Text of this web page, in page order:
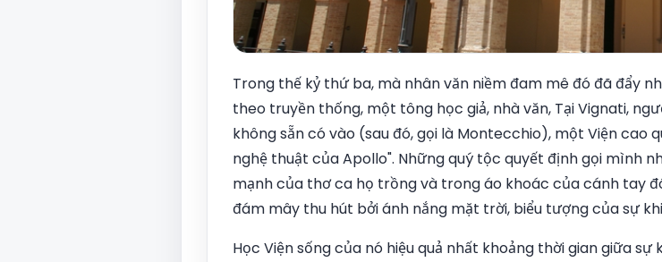
Trong thế kỷ thứ ba, mà nhân văn niềm đam mê đó đã đẩy
theo truyền thống, một tông học giả, nhà văn, Tại Vignati,
không sẵn có vào (sau đó, gọi là Montecchio), một Viện
nghệ thuật của Apollo". Những quý tộc quyết định gọi mình
mạnh của thơ ca họ trồng và trong áo khoác của cánh tay
đám mây thu hút bởi ánh nắng mặt trời, biểu tượng của sự
Học Viện sống của nó hiệu quả nhất khoảng thời gian giữa